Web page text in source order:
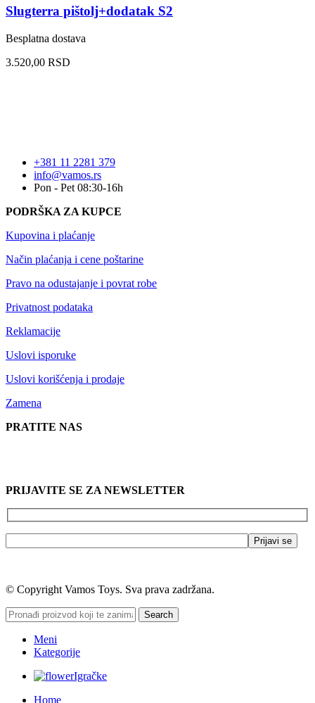
Slugterra pištolj+dodatak S2
Besplatna dostava
3.520,00 RSD
+381 11 2281 379
info@vamos.rs
Pon - Pet 08:30-16h
PODRŠKA ZA KUPCE
Kupovina i plaćanje
Način plaćanja i cene poštarine
Pravo na odustajanje i povrat robe
Privatnost podataka
Reklamacije
Uslovi isporuke
Uslovi korišćenja i prodaje
Zamena
PRATITE NAS
PRIJAVITE SE ZA NEWSLETTER
© Copyright Vamos Toys. Sva prava zadržana.
Search
Meni
Kategorije
Igračke
Home